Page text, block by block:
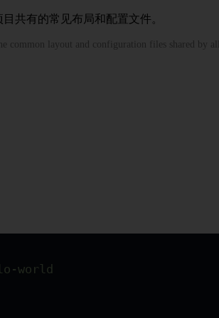
目共有的常见布局和配置文件。
common layout and configuration files shared by all
world